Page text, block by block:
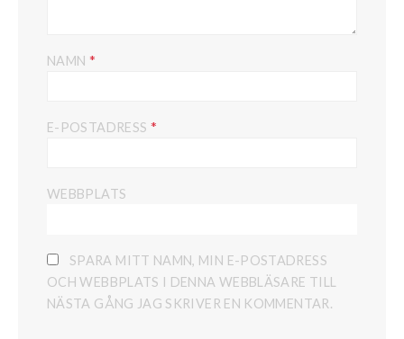
NAMN *
E-POSTADRESS *
WEBBPLATS
SPARA MITT NAMN, MIN E-POSTADRESS
OCH WEBBPLATS I DENNA WEBBLÄSARE TILL
NÄSTA GÅNG JAG SKRIVER EN KOMMENTAR.